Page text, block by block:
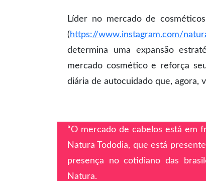
Líder no mercado de
( https://www.instagram.com/
determina uma expansão
mercado cosmético e reforça
diária de autocuidado que, agora,
“O mercado de cabelos está em
Natura Tododia, que está
presença no cotidiano das
Natura.